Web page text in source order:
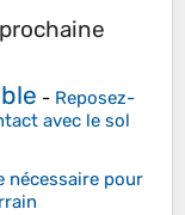
- Reposez-
avec le sol
nécessaire pour